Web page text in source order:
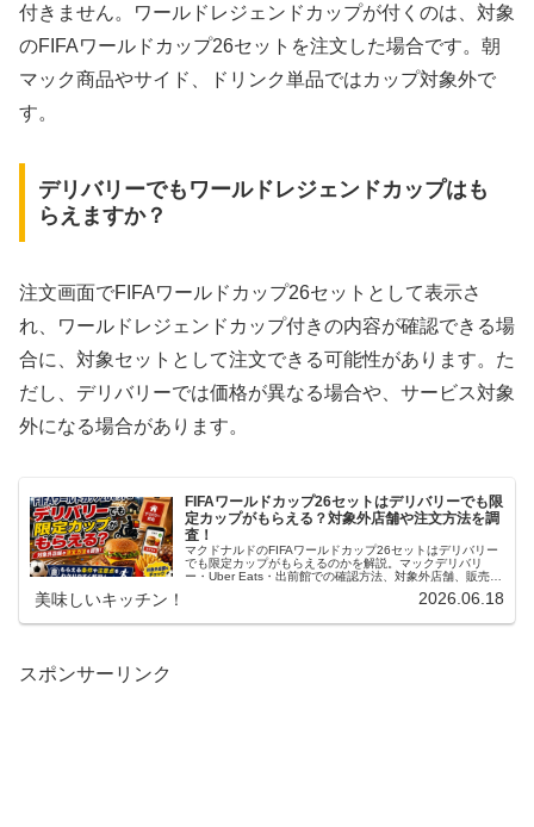
付きません。ワールドレジェンドカップが付くのは、対象
のFIFAワールドカップ26セットを注文した場合です。朝
マック商品やサイド、ドリンク単品ではカップ対象外で
す。
デリバリーでもワールドレジェンドカップはも
らえますか？
注文画面でFIFAワールドカップ26セットとして表示さ
れ、ワールドレジェンドカップ付きの内容が確認できる場
合に、対象セットとして注文できる可能性があります。た
だし、デリバリーでは価格が異なる場合や、サービス対象
外になる場合があります。
FIFAワールドカップ26セットはデリバリーでも限
定カップがもらえる？対象外店舗や注文方法を調
査！
マクドナルドのFIFAワールドカップ26セットはデリバリー
でも限定カップがもらえるのかを解説。マックデリバリ
ー・Uber Eats・出前館での確認方法、対象外店舗、販売時
美味しいキッチン！ 2026.06.18
スポンサーリンク